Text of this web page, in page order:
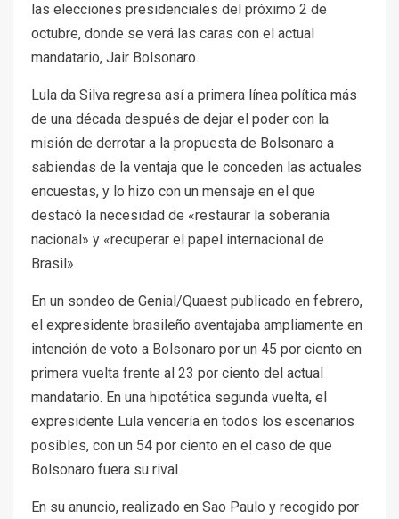
las elecciones presidenciales del próximo 2 de
octubre, donde se verá las caras con el actual
mandatario, Jair Bolsonaro.
Lula da Silva regresa así a primera línea política más
de una década después de dejar el poder con la
misión de derrotar a la propuesta de Bolsonaro a
sabiendas de la ventaja que le conceden las actuales
encuestas, y lo hizo con un mensaje en el que
destacó la necesidad de «restaurar la soberanía
nacional» y «recuperar el papel internacional de
Brasil».
En un sondeo de Genial/Quaest publicado en febrero,
el expresidente brasileño aventajaba ampliamente en
intención de voto a Bolsonaro por un 45 por ciento en
primera vuelta frente al 23 por ciento del actual
mandatario. En una hipotética segunda vuelta, el
expresidente Lula vencería en todos los escenarios
posibles, con un 54 por ciento en el caso de que
Bolsonaro fuera su rival.
En su anuncio, realizado en Sao Paulo y recogido por